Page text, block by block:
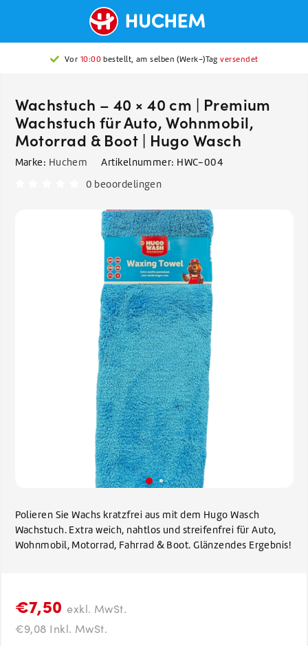
Vor 10:00bestellt, am selben (Werk-)Tagversendet
Wachstuch – 40 × 40 cm | Premium
Wachstuch für Auto, Wohnmobil,
Motorrad & Boot | Hugo Wasch
Marke: Huchem Artikelnummer: HWC-004
0 beoordelingen
Polieren Sie Wachs kratzfrei aus mit dem Hugo Wasch
Wachstuch. Extra weich, nahtlos und streifenfrei für Auto,
Wohnmobil, Motorrad, Fahrrad & Boot. Glänzendes Ergebnis!
€7,50 exkl. MwSt.
€9,08 Inkl. MwSt.